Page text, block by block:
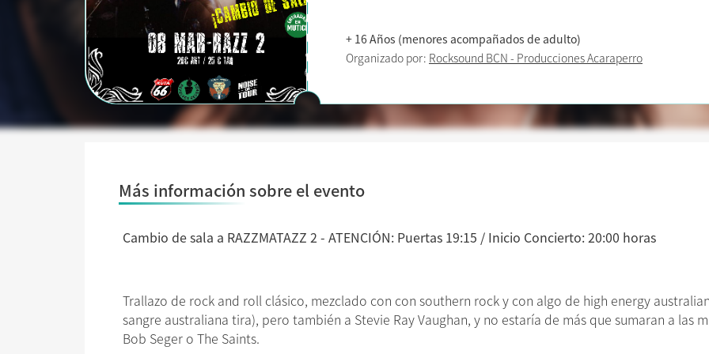
+ 16 Años (menores acompañados de adulto)
Organizado por: Rocksound BCN - Producciones Acaraperro
Más información sobre el evento
Cambio de sala a RAZZMATAZZ 2 - ATENCIÓN: Puertas 19:15 / Inicio Concierto: 20:00 horas
Trallazo de rock and roll clásico, mezclado con con southern rock y con algo de high energy
sangre australiana tira), pero también a Stevie Ray Vaughan, y no estaría de más que sumaran a las
Bob Seger o The Saints.